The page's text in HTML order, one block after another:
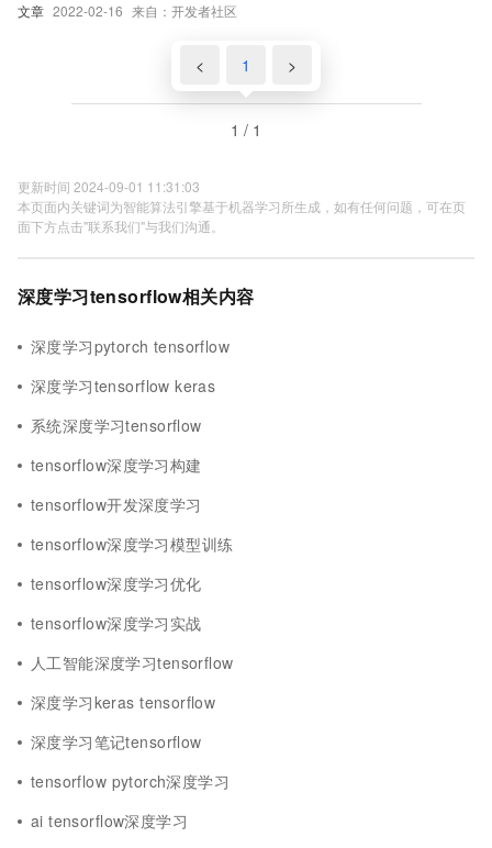
文章 2022-02-16 来自：开发者社区
< 1 >
1 / 1
更新时间 2024-09-01 11:31:03
本页面内关键词为智能算法引擎基于机器学习所生成，如有任何问题，可在页
面下方点击"联系我们"与我们沟通。
深度学习tensorflow相关内容
深度学习pytorch tensorflow
深度学习tensorflow keras
系统深度学习tensorflow
tensorflow深度学习构建
tensorflow开发深度学习
tensorflow深度学习模型训练
tensorflow深度学习优化
tensorflow深度学习实战
人工智能深度学习tensorflow
深度学习keras tensorflow
深度学习笔记tensorflow
tensorflow pytorch深度学习
ai tensorflow深度学习